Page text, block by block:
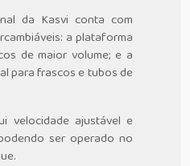
da Kasvi conta com
a plataforma
de maior volume; e a
para frascos e tubos de
velocidade ajustável e
ser operado no